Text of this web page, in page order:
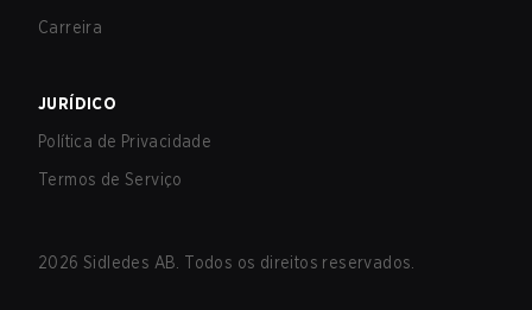
Carreira
JURÍDICO
Política de Privacidade
Termos de Serviço
2026 Sidledes AB. Todos os direitos reservados.